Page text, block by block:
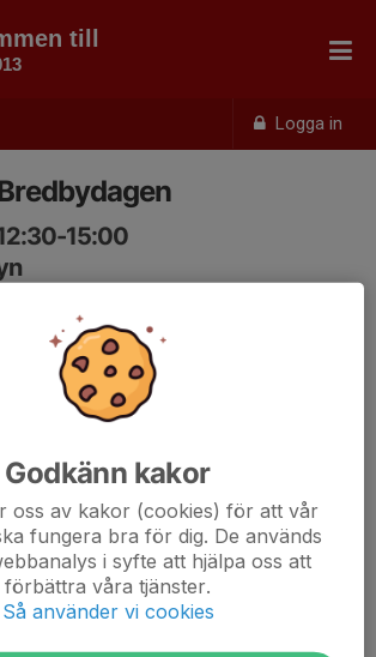
Logga in
till
15:00
Godkänn kakor
oss av kakor (cookies) för att vår
fungera bra för dig. De används
i syfte att hjälpa oss att
förbättra våra tjänster.
Så använder vi cookies